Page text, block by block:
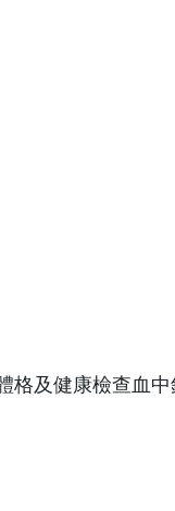
及健康檢查血中